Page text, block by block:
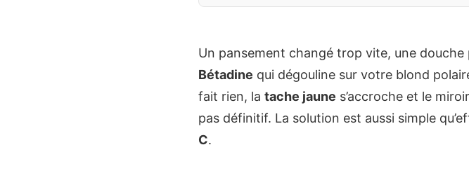
Un pansement changé trop vite, une
Bétadine qui dégouline sur votre blond
fait rien, la tache jaune s’accroche et le
pas définitif. La solution est aussi simple
C.